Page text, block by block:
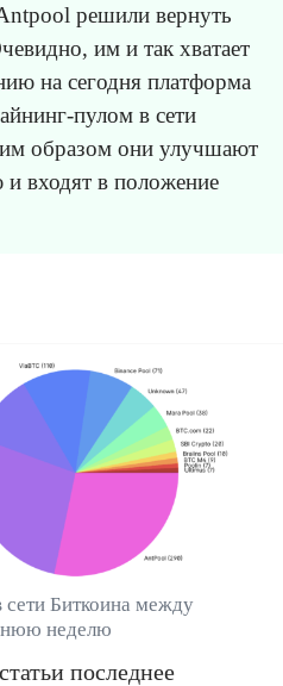
решили вернуть
им и так хватает
на сегодня платформа
пулом в сети
образом они улучшают
входят в положение
сети Биткоина между
неделю
последнее